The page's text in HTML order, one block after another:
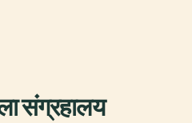
संग्रहालय